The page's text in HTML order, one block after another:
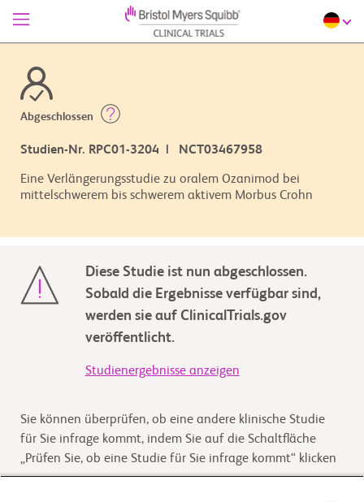
Abgeschlossen
Studien-Nr. RPC01-3204 | NCT03467958
Eine Verlängerungsstudie zu oralem Ozanimod bei
mittelschwerem bis schwerem aktivem Morbus Crohn
Diese Studie ist nun abgeschlossen.
Sobald die Ergebnisse verfügbar sind,
werden sie auf ClinicalTrials.gov
veröffentlicht.
Studienergebnisse anzeigen
Sie können überprüfen, ob eine andere klinische Studie
für Sie infrage kommt, indem Sie auf die Schaltfläche
„Prüfen Sie, ob eine Studie für Sie infrage kommt“ klicken